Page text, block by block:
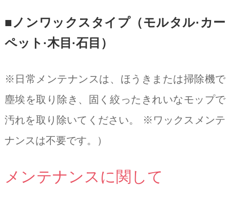
■ノンワックスタイプ（モルタル·カー
ペット·木目·石目）
※日常メンテナンスは、ほうきまたは掃除機で
塵埃を取り除き、固く絞ったきれいなモップで
汚れを取り除いてください。 ※ワックスメンテ
ナンスは不要です。）
メンテナンスに関して